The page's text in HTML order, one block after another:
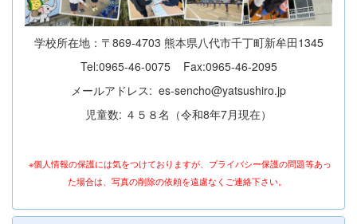
学校所在地：〒869-4703 熊本県八代市千丁町新牟田1345
Tel:0965-46-0075 Fax:0965-46-2095
メールアドレス: es-sencho@yatsushiro.jp
児童数: ４５８名（令和8年7月現在）
※個人情報の保護には気をつけておりますが、プライバシー保護の問題等あっ
た場合は、写真の削除の依頼を遠慮なくご連絡下さい。